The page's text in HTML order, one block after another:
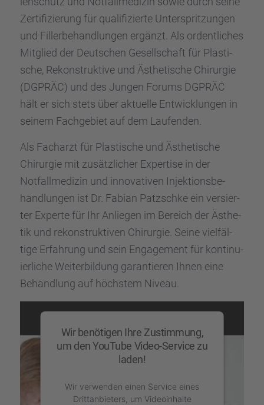
Zerti­fi­zie­rung für quali­fi­zierte Unter­sprit­zun­gen
und Filler­be­hand­lun­gen ergänzt. Als ordent­li­ches
Mitglied der Deutschen Gesell­schaft für Plasti­
sche, Rekon­struk­tive und Ästhe­ti­sche Chirur­gie
(DGPRÄC) und des Jungen Forums DGPRÄC
hält er sich stets über aktuelle Entwick­lun­gen in
seinem Fachge­biet auf dem Laufen­den.
Als Facharzt für Plasti­sche und Ästhe­ti­sche
Chirur­gie mit zusätz­li­cher Exper­tise in der
Notfall­me­di­zin und innova­ti­ven Injek­ti­ons­be­
hand­lun­gen ist Dr. Fabian Patzschke ein versier­
ter Experte für Ihr Anlie­gen im Bereich der Ästhe­
tik und rekon­struk­ti­ven Chirur­gie. Seine vielfäl­
tige Erfah­rung und sein Engage­ment für konti­nu­
ier­li­che Weiter­bil­dung garan­tie­ren Ihnen eine
Behand­lung auf höchs­tem Niveau.
Wir benötigen Ihre Zustimmung,
um den YouTube Video-Service zu
laden!
Wir verwenden einen Service eines
Drittanbieters, um Videoinhalte